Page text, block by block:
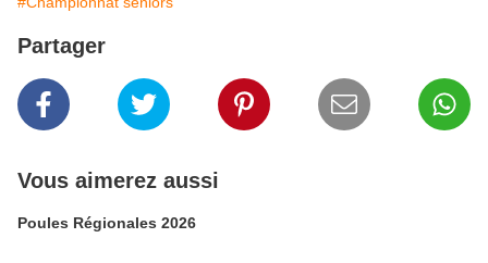
Partager
Vous aimerez aussi
Poules Régionales 2026